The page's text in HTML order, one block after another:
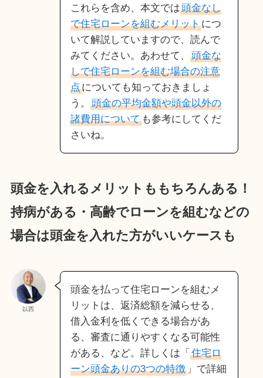
これらを含め、本文では頭金なし
で住宅ローンを組むメリットにつ
いて解説していますので、読んで
みてください。あわせて、
頭金な
しで住宅ローンを組む場合の注意
点についても知っておきましょ
う。
頭金の平均金額や頭金以外の
諸費用についても参考にしてくだ
さいね。
頭金を入れるメリットももちろんある！
持病がある・高齢でローンを組むなどの
場合は頭金を入れた方がいいケースも
以西
頭金を払って住宅ローンを組むメ
リットは、返済総額を減らせる、
借入金利を低くできる場合があ
る、審査に通りやすくなる可能性
がある、など。詳しくは「 住宅ロ
ーン頭金ありの3つの特徴」で詳細